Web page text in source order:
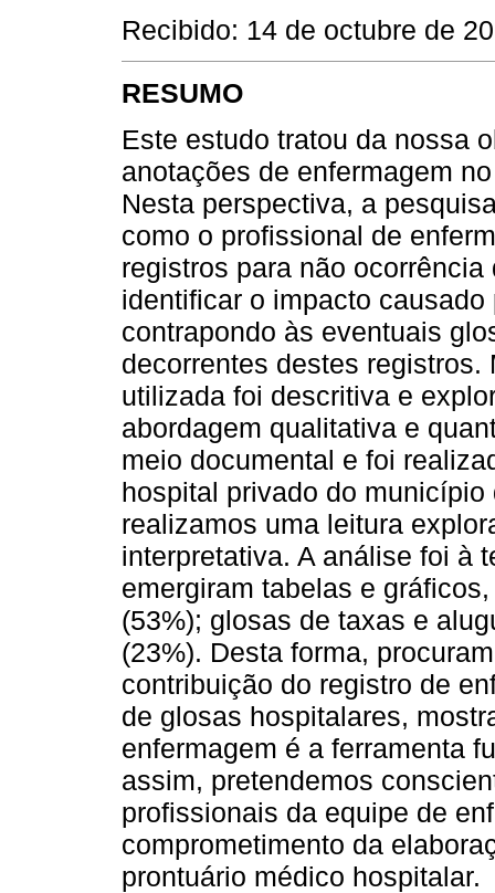
Recibido: 14 de octubre de
RESUMO
Este estudo tratou da nossa
anotações de enfermagem
Nesta perspectiva, a
como o profissional de
registros para não
identificar o impacto
contrapondo às eventuais
decorrentes destes
utilizada foi descritiva e
abordagem qualitativa e
meio documental e foi
hospital privado do
realizamos uma leitura
interpretativa. A análise foi à
emergiram tabelas e
(53%); glosas de taxas e
(23%). Desta forma,
contribuição do registro de
de glosas hospitalares,
enfermagem é a ferramenta
assim, pretendemos
profissionais da equipe de
comprometimento da
prontuário médico hospitalar.